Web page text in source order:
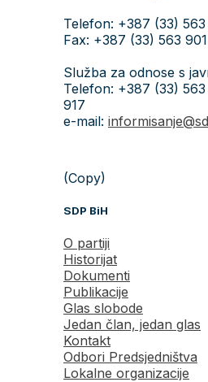
Telefon: +387 (33)
Fax: +387 (33) 563 901
Služba za odnose s
Telefon: +387 (33)
917
e-mail:
(Copy)
SDP BiH
O partiji
Historijat
Dokumenti
Publikacije
Glas slobode
Jedan član, jedan glas
Kontakt
Odbori Predsjedništva
Lokalne organizacije